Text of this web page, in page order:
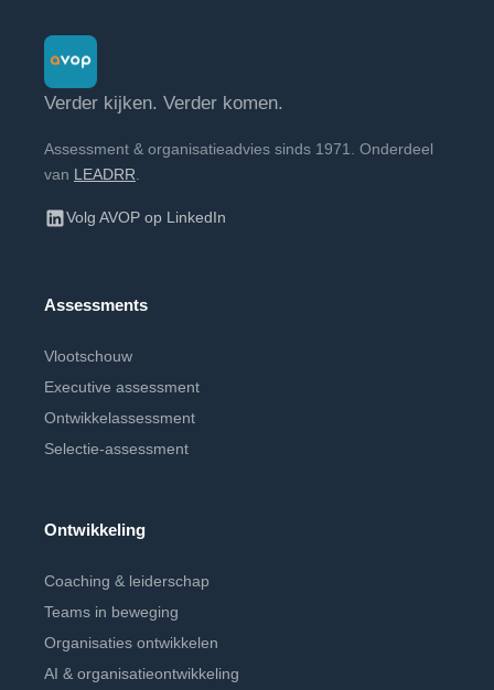
Verder kijken. Verder komen.
Assessment & organisatieadvies sinds 1971. Onderdeel
van LEADRR
Volg AVOP op LinkedIn
Assessments
Vlootschouw
Executive assessment
Ontwikkelassessment
Selectie-assessment
Ontwikkeling
Coaching & leiderschap
Teams in beweging
Organisaties ontwikkelen
AI & organisatieontwikkeling